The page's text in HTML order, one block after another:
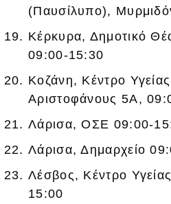
(Παυσίλυπο),
Κέρκυρα, Δημοτικό
09:00-15:30
Κοζάνη, Κέντρο
Αριστοφάνους 5Α,
Λάρισα, ΟΣΕ 09:00-
Λάρισα, Δημαρχείο
Λέσβος, Κέντρο
15:00